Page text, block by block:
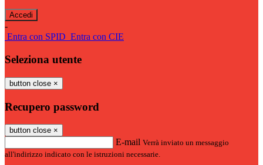
-
Entra con SPID Entra con CIE
Seleziona utente
button close ×
Recupero password
button close ×
E-mail Verrà inviato un messaggio
all'indirizzo indicato con le istruzioni necessarie.